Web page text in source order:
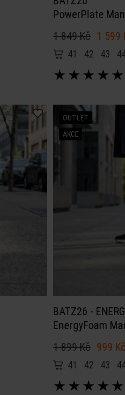
PowerPlate
1 849 Kč 1 599
41 42 43
★ ★ ★ ★ ★
OUTLET
AKCE
BATZ26 -
EnergyFoam
1 899 Kč 999 Kč
41 42 43
★ ★ ★ ★ ★